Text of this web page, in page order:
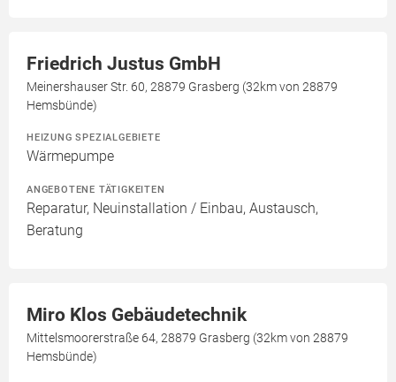
Friedrich Justus GmbH
Meinershauser Str. 60, 28879 Grasberg (32km von 28879
Hemsbünde)
HEIZUNG SPEZIALGEBIETE
Wärmepumpe
ANGEBOTENE TÄTIGKEITEN
Reparatur, Neuinstallation / Einbau, Austausch,
Beratung
Miro Klos Gebäudetechnik
Mittelsmoorerstraße 64, 28879 Grasberg (32km von 28879
Hemsbünde)